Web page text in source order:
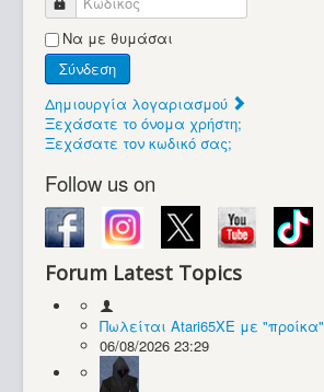
Συλλογές / Projects
Να με θυμάσαι
Σύνδεση
Δημιουργία λογαριασμού
Ξεχάσατε το όνομα χρήστη;
Ξεχάσατε τον κωδικό σας;
Follow us on
Forum Latest Topics
Πωλείται Atari65XE με "προίκα"
06/08/2026 23:29